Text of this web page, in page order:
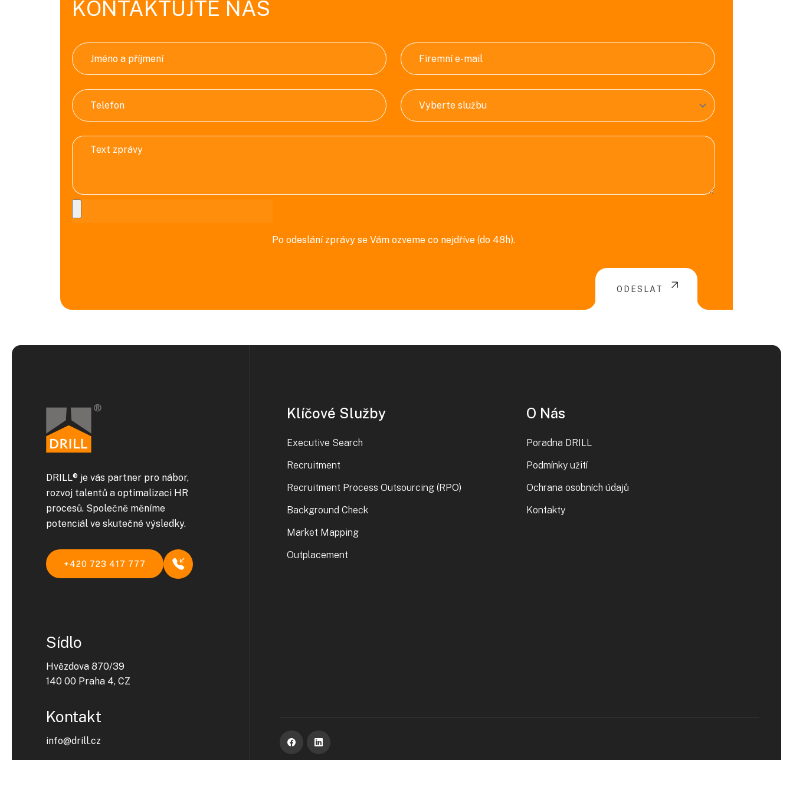
KONTAKTUJTE NÁS
Po odeslání zprávy se Vám ozveme co nejdříve (do 48h).
ODESLAT
DRILL® je vás partner pro nábor,
rozvoj talentů a optimalizaci HR
procesů. Společně měníme
potenciál ve skutečné výsledky.
+420 723 417 777
Sídlo
Hvězdova 870/39
140 00 Praha 4, CZ
Kontakt
info@drill.cz
Klíčové Služby
Executive Search
Recruitment
Recruitment Process Outsourcing (RPO)
Background Check
Market Mapping
Outplacement
O Nás
Poradna DRILL
Podmínky užití
Ochrana osobních údajů
Kontakty